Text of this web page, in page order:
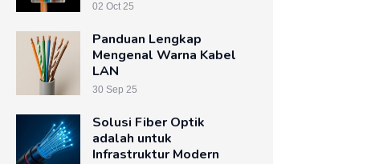
02 Oct 25
Panduan Lengkap
Mengenal Warna Kabel
LAN
30 Sep 25
Solusi Fiber Optik
adalah untuk
Infrastruktur Modern